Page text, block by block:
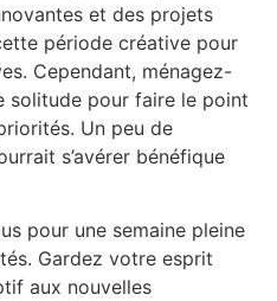
et des projets
période créative pour
Cependant, ménagez-
solitude pour faire le point
Un peu de
s’avérer bénéfique
pour une semaine pleine
Gardez votre esprit
aux nouvelles